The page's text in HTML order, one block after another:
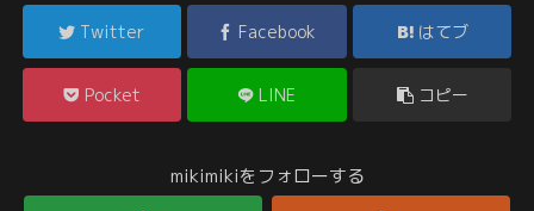
Twitter Facebook はてブ
Pocket LINE コピー
mikimikiをフォローする